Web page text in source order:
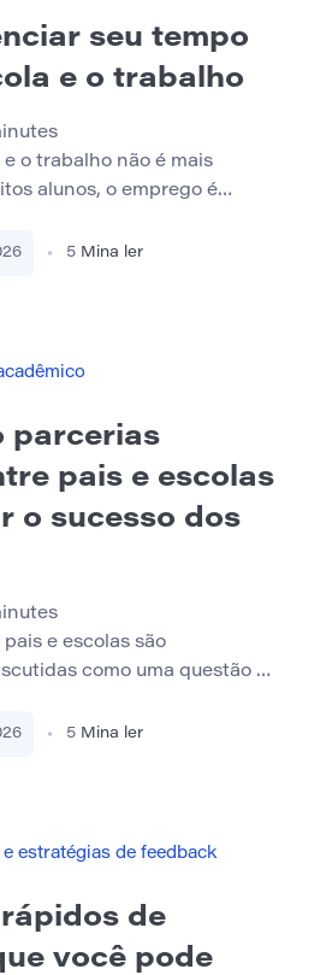
seu tempo
e o trabalho
o trabalho não é mais
alunos, o emprego é
carreira ou ambos. No
no dia. Está
5 Mina ler
parcerias
pais e escolas
o sucesso dos
e escolas são
como uma questão de
aluno depende de quão
integral da infraestrutura
5 Mina ler
estratégias de feedback
de
você pode